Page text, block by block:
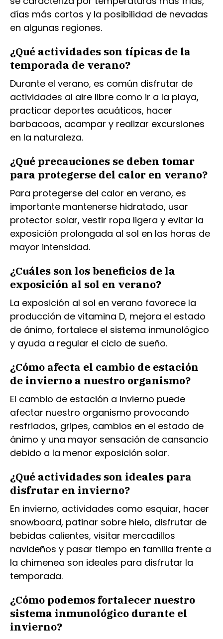
días más cortos y la posibilidad de nevadas
en algunas regiones.
¿Qué actividades son típicas de la
temporada de verano?
Durante el verano, es común disfrutar de
actividades al aire libre como ir a la playa,
practicar deportes acuáticos, hacer
barbacoas, acampar y realizar excursiones
en la naturaleza.
¿Qué precauciones se deben tomar
para protegerse del calor en verano?
Para protegerse del calor en verano, es
importante mantenerse hidratado, usar
protector solar, vestir ropa ligera y evitar la
exposición prolongada al sol en las horas de
mayor intensidad.
¿Cuáles son los beneficios de la
exposición al sol en verano?
La exposición al sol en verano favorece la
producción de vitamina D, mejora el estado
de ánimo, fortalece el sistema inmunológico
y ayuda a regular el ciclo de sueño.
¿Cómo afecta el cambio de estación
de invierno a nuestro organismo?
El cambio de estación a invierno puede
afectar nuestro organismo provocando
resfriados, gripes, cambios en el estado de
ánimo y una mayor sensación de cansancio
debido a la menor exposición solar.
¿Qué actividades son ideales para
disfrutar en invierno?
En invierno, actividades como esquiar, hacer
snowboard, patinar sobre hielo, disfrutar de
bebidas calientes, visitar mercadillos
navideños y pasar tiempo en familia frente a
la chimenea son ideales para disfrutar la
temporada.
¿Cómo podemos fortalecer nuestro
sistema inmunológico durante el
invierno?